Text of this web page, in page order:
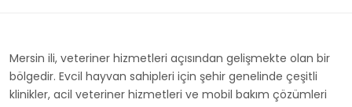
Mersin ili, veteriner hizmetleri açısından gelişmekte olan bir
bölgedir. Evcil hayvan sahipleri için şehir genelinde çeşitli
klinikler, acil veteriner hizmetleri ve mobil bakım çözümleri